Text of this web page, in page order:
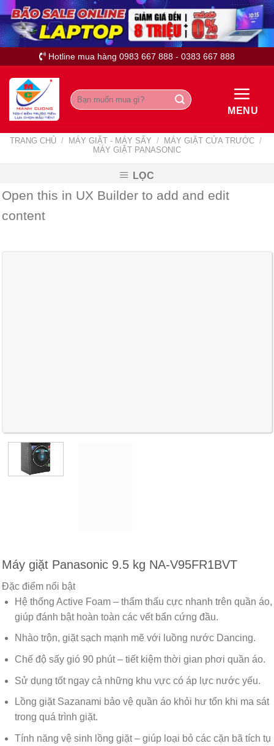
Skip
to
content
Hotline mua hàng 0983 667 888 - 0383 667 888
Tìm
kiếm:
MENU
TRANG CHỦ / MÁY GIẶT - MÁY SẤY / MÁY GIẶT CỬA TRƯỚC /
MÁY GIẶT PANASONIC
LỌC
Open this in UX Builder to add and edit
content
Máy giặt Panasonic 9.5 kg NA-V95FR1BVT
Đặc điểm nổi bật
Hệ thống Active Foam – thẩm thấu cực nhanh trên quần áo,
giúp đánh bật hoàn toàn các vết bẩn cứng đầu.
Nhào trộn, giặt sạch mạnh mẽ với luồng nước Dancing.
Chế độ sấy gió 90 phút – tiết kiệm thời gian phơi quần áo.
Sử dụng tốt ngay cả những khu vực có áp lực nước yếu.
Lồng giặt Sazanami bảo vệ quần áo khỏi hư tổn khi ma sát
trong quá trình giặt.
Tính năng vệ sinh lồng giặt – giúp loại bỏ các cặn bã tích tụ